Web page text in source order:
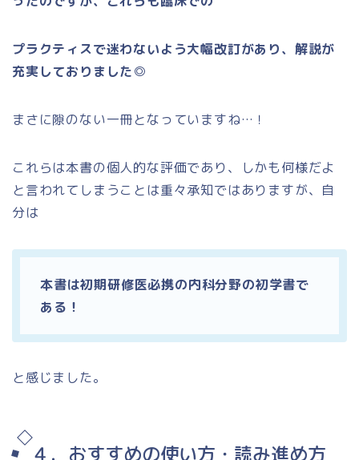
プラクティスで迷わないよう大幅改訂があり、解説が
充実しておりました◎
まさに隙のない一冊となっていますね…！
これらは本書の個人的な評価であり、しかも何様だよ
と言われてしまうことは重々承知ではありますが、自
分は
本書は初期研修医必携の内科分野の初学書で
ある！
と感じました。
４．おすすめの使い方・読み進め方